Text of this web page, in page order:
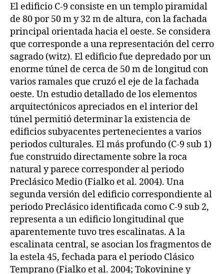
El edificio C-9 consiste en un templo piramidal
de 80 por 50 m y 32 m de altura, con la fachada
principal orientada hacia el oeste. Se considera
que corresponde a una representación del cerro
sagrado (witz). El edificio fue depredado por un
enorme túnel de cerca de 50 m de longitud con
varios ramales que cruzó el eje de la fachada
oeste. Un estudio detallado de los elementos
arquitectónicos apreciados en el interior del
túnel permitió determinar la existencia de
edificios subyacentes pertenecientes a varios
periodos culturales. El más profundo (C-9 sub 1)
fue construido directamente sobre la roca
natural y parece corresponder al periodo
Preclásico Medio (Fialko et al. 2004). Una
segunda versión del edificio correspondiente al
periodo Preclásico identificada como C-9 sub 2,
representa a un edificio longitudinal que
aparentemente tuvo tres escalinatas. A la
escalinata central, se asocian los fragmentos de
la estela 45, fechada para el periodo Clásico
Temprano (Fialko et al. 2004; Tokovinine y